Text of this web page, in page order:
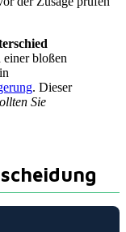
einer bloßen
. Dieser
Sie